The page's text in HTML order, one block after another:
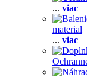
... viac
material
... viac